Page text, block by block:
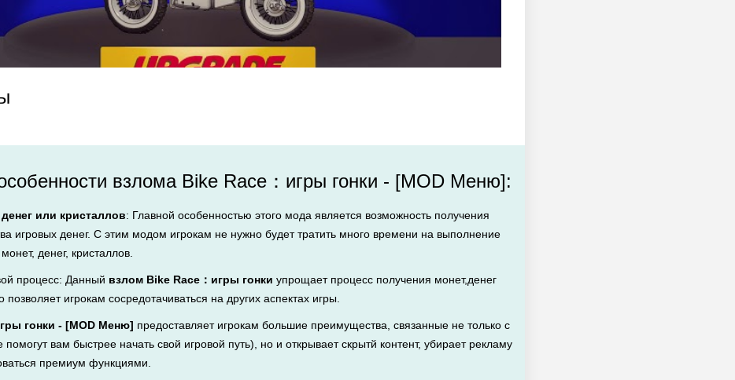
взлома Bike Race：игры гонки - [MOD Меню]:
или кристаллов: Главной особенностью этого мода является возможность получения
игровых денег. С этим модом игрокам не нужно будет тратить много времени на выполнение
денег, кристаллов.
процесс: Данный взлом Bike Race：игры гонки упрощает процесс получения монет,денег
позволяет игрокам сосредотачиваться на других аспектах игры.
гонки - [MOD Меню] предоставляет игрокам большие преимущества, связанные не только с
вам быстрее начать свой игровой путь), но и открывает скрытй контент, убирает рекламу
премиум функциями.